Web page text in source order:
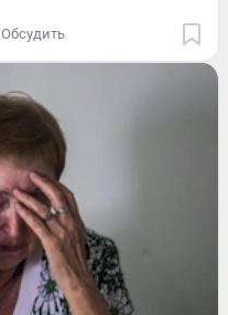
Обсудить